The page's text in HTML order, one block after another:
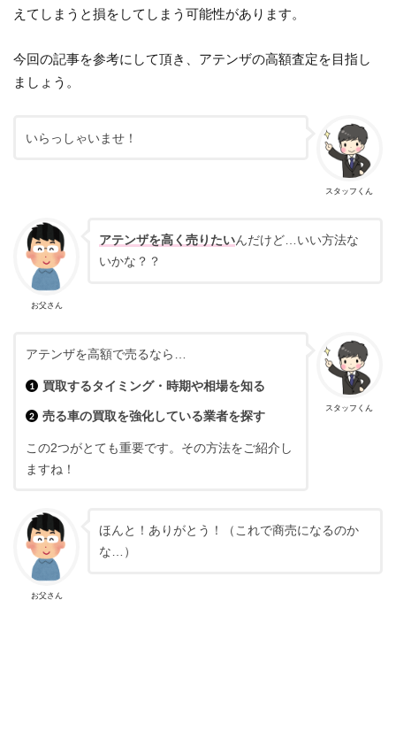
えてしまうと損をしてしまう可能性があります。
今回の記事を参考にして頂き、アテンザの高額査定を目指し
ましょう。
スタッフくん
いらっしゃいませ！
お父さん
アテンザを高く売りたいんだけど…いい方法な
いかな？？
スタッフくん
アテンザを高額で売るなら…
買取するタイミング・時期や相場を知る
売る車の買取を強化している業者を探す
この2つがとても重要です。その方法をご紹介し
ますね！
お父さん
ほんと！ありがとう！（これで商売になるのか
な…）